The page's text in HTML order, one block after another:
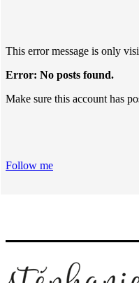
This error message is only
Error: No posts found.
Make sure this account has
Follow me